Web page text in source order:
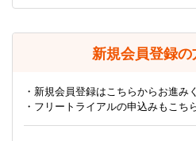
新規会員登録の
・新規会員登録はこちらからお進み
・フリートライアルの申込みもこち